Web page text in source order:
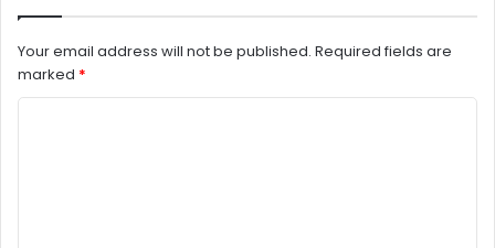
Your email address will not be published. Required fields are
marked *